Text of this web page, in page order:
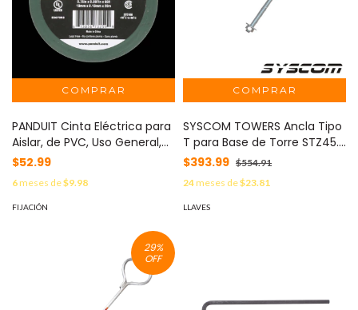
PANDUIT Cinta Eléctrica para
Aislar, de PVC, Uso General,
Grosor de 0.18mm (7 mil),
Ancho de 19mm, y 20.12m de
Largo, Color Verde MOD:
ST17-075-66GR
$52.99
6meses de$9.98
FIJACIÓN
SYSCOM TOWERS Ancla Tipo
T para Base de Torre STZ45.
MOD: SAB-45
$393.99 $554.91
24meses de$23.81
LLAVES
29%
OFF